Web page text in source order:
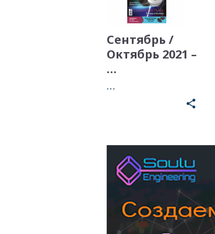
Сентябрь /
Октябрь 2021 –
…
…
share